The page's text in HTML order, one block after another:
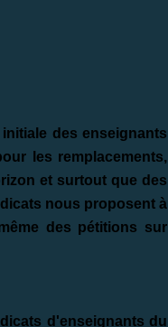
des enseignants
les remplacements,
et surtout que des
nous proposent à
des pétitions sur
d'enseignants du